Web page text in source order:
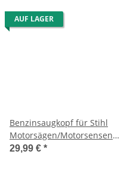
AUF LAGER
Benzinsaugkopf für Stihl
Motorsägen/Motorsensen
usw.
29,99 € *